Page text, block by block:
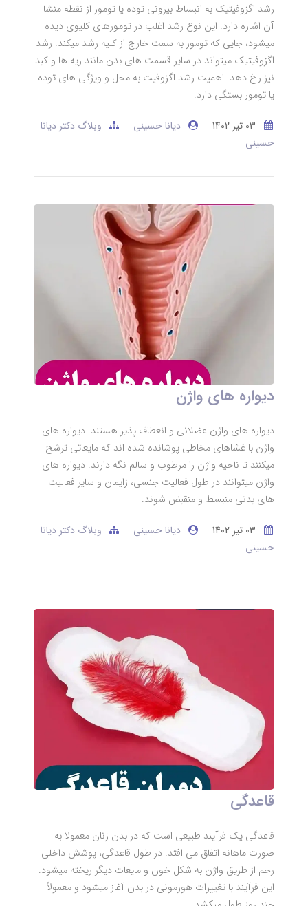
رشد اگزوفیتیک به انبساط بیرونی توده یا تومور از نقطه منشا
آن اشاره دارد. این نوع رشد اغلب در تومورهای کلیوی دیده
میشود، جایی که تومور به سمت خارج از کلیه رشد میکند. رشد
اگزوفیتیک میتواند در سایر قسمت های بدن مانند ریه ها و کبد
نیز رخ دهد. اهمیت رشد اگزوفیت به محل و ویژگی های توده
یا تومور بستگی دارد.
دیانا حسینی
وبلاگ دکتر دیانا
حسینی
دیواره های واژن
دیواره های واژن عضلانی و انعطاف پذیر هستند. دیواره های
واژن با غشاهای مخاطی پوشانده شده اند که مایعاتی ترشح
میکنند تا ناحیه واژن را مرطوب و سالم نگه دارند. دیواره های
واژن میتوانند در طول فعالیت جنسی، زایمان و سایر فعالیت
های بدنی منبسط و منقبض شوند.
دیانا حسینی
وبلاگ دکتر دیانا
حسینی
قاعدگی
قاعدگی یک فرآیند طبیعی است که در بدن زنان معمولا به
صورت ماهانه اتفاق می افتد. در طول قاعدگی، پوشش داخلی
رحم از طریق واژن به شکل خون و مایعات دیگر ریخته میشود.
این فرآیند با تغییرات هورمونی در بدن آغاز میشود و معمولاً